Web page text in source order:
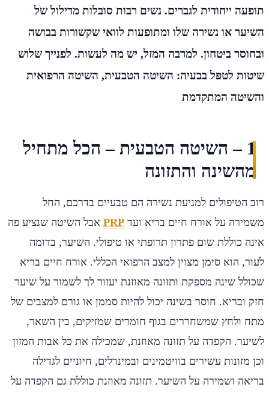
תופעה ייחודית לגברים. נשים רבות סובלות מדילול של
השיער או נשירה שלו ומתופעות לוואי שקשורות בבושה
ובחוסר ביטחון. למרבה המזל, יש מה לעשות. לפנייך שלוש
שיטות לטפל בבעיה: השיטה הטבעית, השיטה הרפואית
והשיטה המתקדמת
1 – השיטה הטבעית – הכל מתחיל
מהשינה והתזונה
רוב הטיפולים למניעת נשירה הם טבעיים בדרכם, החל
משמירה על אורח חיים בריא ועד PRP אבל השיטה שנציע פה
אינה כוללת שום פתרון תרופתי או טיפולי. השיער, בדומה
לעור, הוא סימן מצוין למצב הרפואי הכללי. אורח חיים בריא
שכולל שינה מספקת ותזונה מאוזנת יעזור לך לשמור על שיער
חזק ובריא. חוסר בשינה יכול להיות סממן או גורם למצבים של
מתח ולחץ שמשחררים בגוף חומרים שמזיקים, בין השאר,
לשיער. הקפדה על תזונה מאוזנת, שמכילה את כל אבות המזון
וכן מזונות עשירים בוויטמינים ובמינרלים, חיוניים לגדילה
בריאה ושמירה על השיער. תזונה מאוזנת כוללת גם הקפדה על